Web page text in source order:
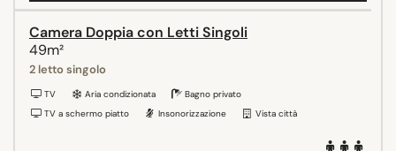
Camera Doppia con Letti Singoli
49m²
2 letto singolo
TV Aria condizionata
Bagno privato
TV a schermo piatto
Insonorizzazione Vista città